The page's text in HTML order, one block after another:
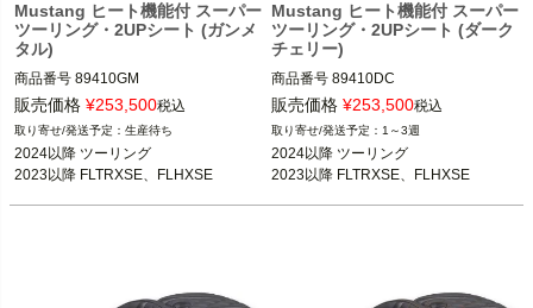
Mustang ヒート機能付 スーパー
ツーリング・2UPシート (ガンメ
タル)
商品番号 89410GM
3OT：0801-2316
販売価格 ¥253,500税込
生産待ち
2024以降 ツーリング
2023以降 FLTRXSE、FLHXSE
Mustang ヒート機能付 スーパー
ツーリング・2UPシート (ダーク
チェリー)
商品番号 89410DC
3OT：0801-2315
販売価格 ¥253,500税込
1～3週
2024以降 ツーリング
2023以降 FLTRXSE、FLHXSE